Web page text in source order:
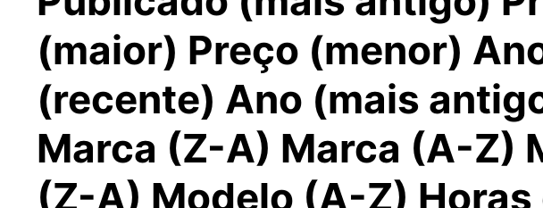
(maior) Preço (menor)
(recente) Ano (mais
Marca (Z-A) Marca (A-Z)
(Z-A) Modelo (A-Z) Horas